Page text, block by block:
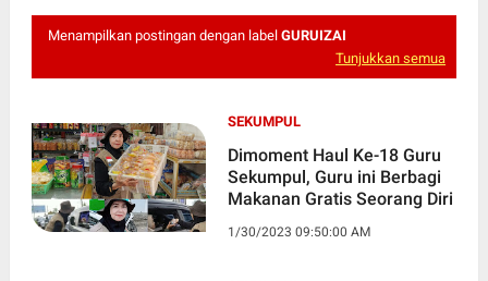
Menampilkan postingan dengan label GURUIZAI
Tunjukkan semua
SEKUMPUL
Dimoment Haul Ke-18 Guru
Sekumpul, Guru ini Berbagi
Makanan Gratis Seorang Diri
1/30/2023 09:50:00 AM